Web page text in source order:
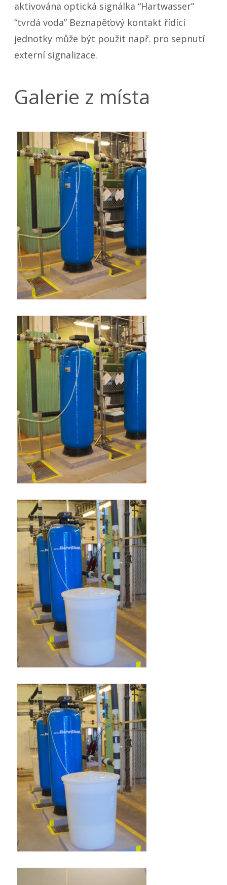
aktivována optická signálka “Hartwasser”
“tvrdá voda” Beznapěťový kontakt řídící
jednotky může být použit např. pro sepnutí
externí signalizace.
Galerie z místa